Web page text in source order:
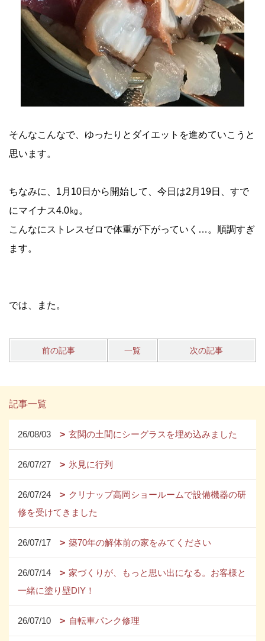
そんなこんなで、ゆったりとダイエットを進めていこうと
思います。
ちなみに、1月10日から開始して、今日は2月19日、すで
にマイナス4.0㎏。
こんなにストレスゼロで体重が下がっていく…。順調すぎ
ます。
では、また。
前の記事 一覧 次の記事
記事一覧
26/08/03 玄関の土間にシーグラスを埋め込みました
26/07/27 氷見に行列
26/07/24
クリナップ高岡ショールームで設備機器の研
修を受けてきました
26/07/17 築70年の解体前の家をみてください
26/07/14
家づくりが、もっと思い出になる。お客様と
一緒に塗り壁DIY！
26/07/10 自転車パンク修理